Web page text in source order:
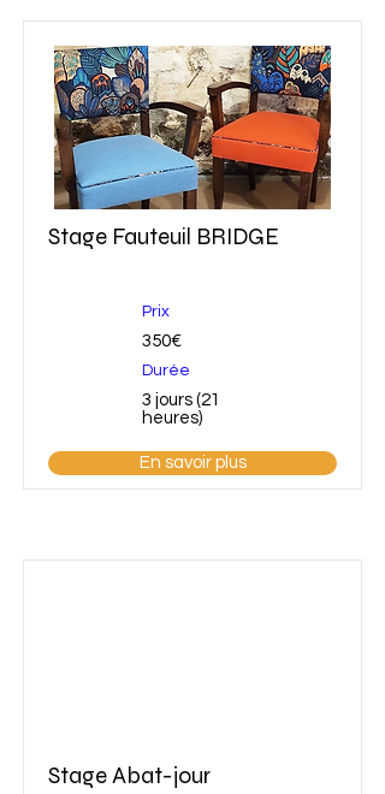
Stage Fauteuil BRIDGE
Prix
350€
Durée
3 jours (21
heures)
En savoir plus
Stage Abat-jour